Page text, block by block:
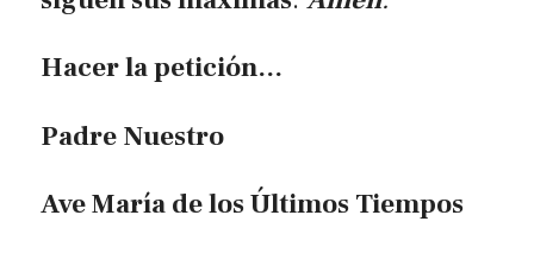
Hacer la petición…
Padre Nuestro
Ave María de los Últimos Tiempos